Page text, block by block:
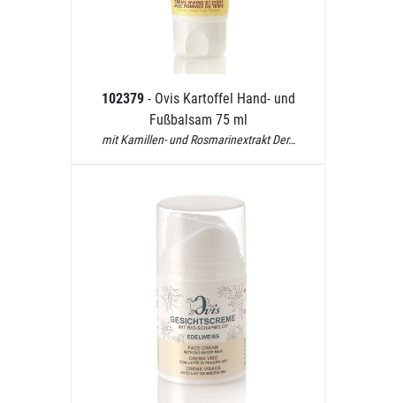
102379 - Ovis Kartoffel Hand- und
Fußbalsam 75 ml
mit Kamillen- und Rosmarinextrakt Der…